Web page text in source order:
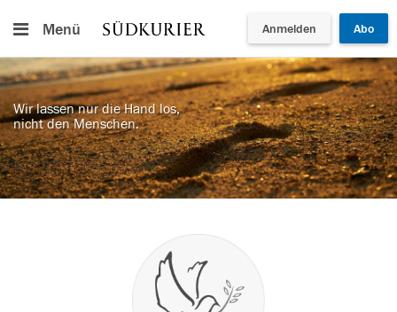
Menü Anmelden Abo
Wir lassen nur die Hand los,
nicht den Menschen.